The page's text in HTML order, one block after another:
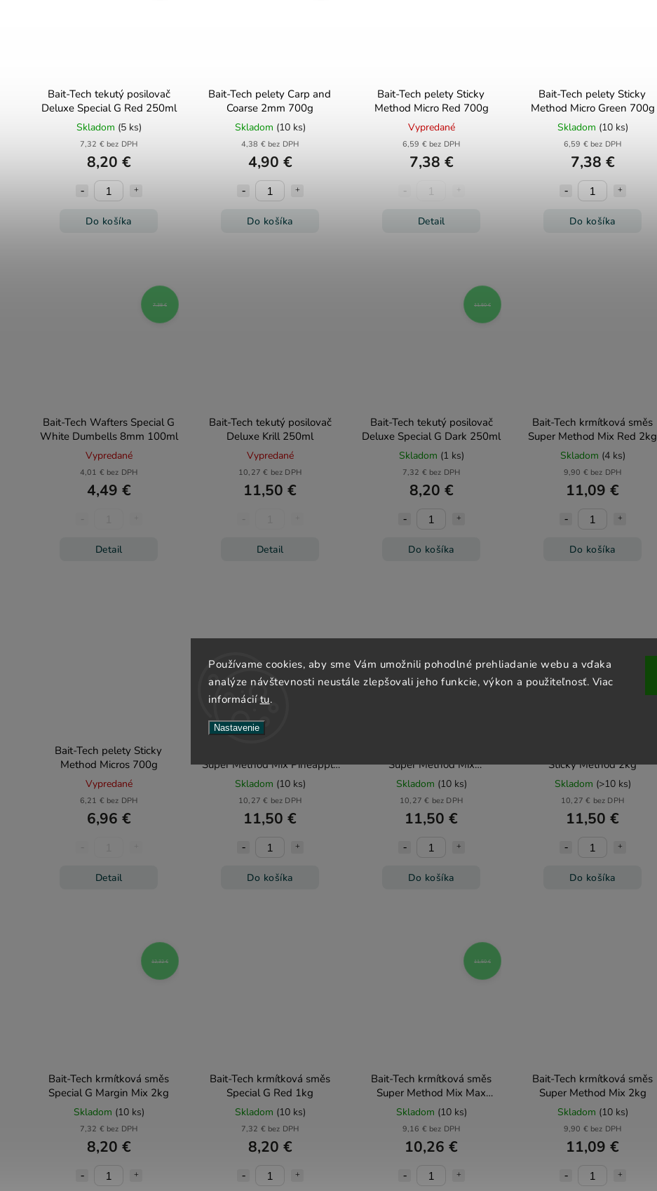
Používame cookies, aby sme Vám umožnili pohodlné prehliadanie webu a vďaka
analýze návštevnosti neustále zlepšovali jeho funkcie, výkon a použiteľnosť. Viac
informácií tu.
Nastavenie
Bait-Tech tekutý posilovač
Deluxe Special G Red 250ml
Skladom (5 ks)
7,32 € bez DPH
8,20 €
Do košíka
Bait-Tech pelety Carp and
Coarse 2mm 700g
Skladom (10 ks)
4,38 € bez DPH
4,90 €
Do košíka
Bait-Tech pelety Sticky
Method Micro Red 700g
Vypredané
6,59 € bez DPH
7,38 €
Detail
Bait-Tech pelety Sticky
Method Micro Green 700g
Skladom (10 ks)
6,59 € bez DPH
7,38 €
Do košíka
7,38 €
Bait-Tech Wafters Special G
White Dumbells 8mm 100ml
Vypredané
4,01 € bez DPH
4,49 €
Detail
Bait-Tech tekutý posilovač
Deluxe Krill 250ml
Vypredané
10,27 € bez DPH
11,50 €
Detail
11,50 €
Bait-Tech tekutý posilovač
Deluxe Special G Dark 250ml
Skladom (1 ks)
7,32 € bez DPH
8,20 €
Do košíka
Bait-Tech krmítková směs
Super Method Mix Red 2kg
Skladom (4 ks)
9,90 € bez DPH
11,09 €
Do košíka
Bait-Tech pelety Sticky
Method Micros 700g
Vypredané
6,21 € bez DPH
6,96 €
Detail
Super Method Mix Pineapple
2kg
Skladom (10 ks)
10,27 € bez DPH
11,50 €
Do košíka
Super Method Mix
Strawberry 2kg
Skladom (10 ks)
10,27 € bez DPH
11,50 €
Do košíka
Sticky Method 2kg
Skladom (>10 ks)
10,27 € bez DPH
11,50 €
Do košíka
12,32 €
Bait-Tech krmítková směs
Special G Margin Mix 2kg
Skladom (10 ks)
7,32 € bez DPH
8,20 €
Bait-Tech krmítková směs
Special G Red 1kg
Skladom (10 ks)
7,32 € bez DPH
8,20 €
11,50 €
Bait-Tech krmítková směs
Super Method Mix Max
Feeder 2kg
Skladom (10 ks)
9,16 € bez DPH
10,26 €
Bait-Tech krmítková směs
Super Method Mix 2kg
Skladom (10 ks)
9,90 € bez DPH
11,09 €